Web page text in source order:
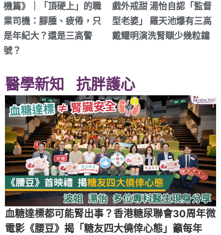
機篇》｜「頂硬上」的職
業司機：腳腫、疲倦，只
是年紀大？還是三高警
號？
戲外戒甜 湯怡自認「監督
型老婆」 羅天池爆有三高
戴耀明演洗腎瞓少幾粒鐘
醫學新知 抗胖護心
血糖達標都可能腎出事？香港糖尿聯會30周年微
電影《腰豆》揭「糖友四大僥倖心態」籲每年